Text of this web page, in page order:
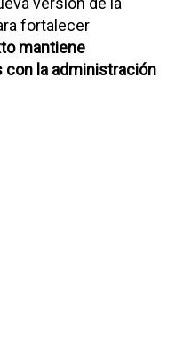
fortalecer
mantiene
con la administración